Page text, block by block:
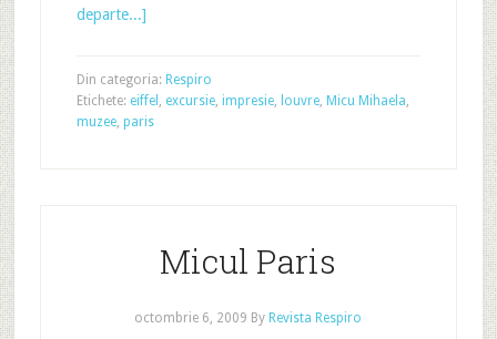
departe...]
Din categoria: Respiro
Etichete: eiffel , excursie, impresie, louvre, Micu Mihaela,
muzee, paris
Micul Paris
octombrie 6, 2009 By Revista Respiro